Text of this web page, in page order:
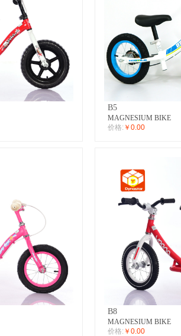
B5
MAGNESIUM BIKE
价格: ￥0.00
B8
MAGNESIUM BIKE
价格: ￥0.00